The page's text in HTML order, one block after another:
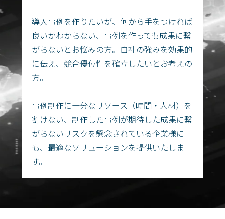
導入事例を作りたいが、何から手をつければ
良いかわからない、事例を作っても成果に繋
がらないとお悩みの方。自社の強みを効果的
に伝え、競合優位性を確立したいとお考えの
方。
事例制作に十分なリソース（時間・人材）を
割けない、制作した事例が期待した成果に繋
がらないリスクを懸念されている企業様に
も、最適なソリューションを提供いたしま
す。